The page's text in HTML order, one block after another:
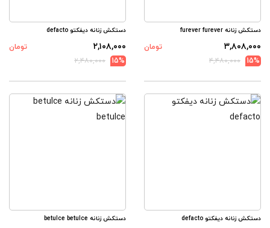
دستکش زنانه furever furever
۳,۸۰۸,۰۰۰
تومان
15%
۴,۴۸۰,۰۰۰
دستکش زنانه دیفکتو defacto
۲,۱۰۸,۰۰۰
تومان
15%
۲,۴۸۰,۰۰۰
دستکش زنانه دیفکتو defacto دستکش زنانه betulce betulce